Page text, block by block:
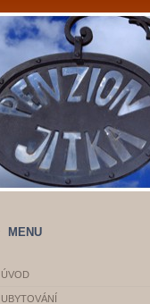
MENU
ÚVOD
UBYTOVÁNÍ